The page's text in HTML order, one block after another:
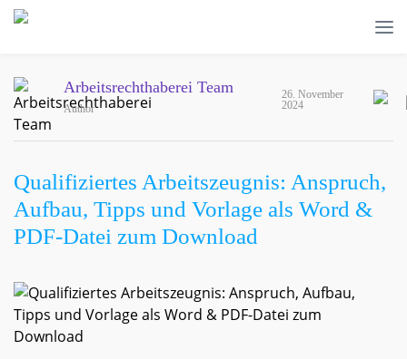
Arbeitsrechthaberei Team
Author
26. November
2024
Qualifiziertes Arbeitszeugnis: Anspruch,
Aufbau, Tipps und Vorlage als Word &
PDF-Datei zum Download